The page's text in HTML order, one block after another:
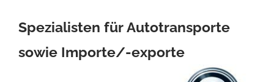
Spezialisten für Autotransporte
sowie Importe/-exporte